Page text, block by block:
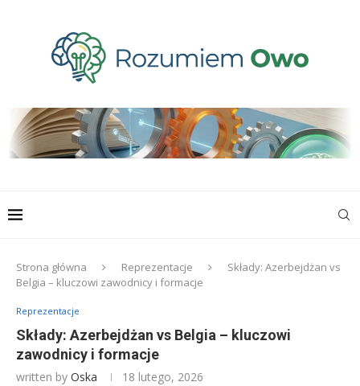
Strona główna Reprezentacje
Składy: Azerbejdżan vs
Belgia – kluczowi zawodnicy i formacje
Reprezentacje
Składy: Azerbejdżan vs Belgia – kluczowi
zawodnicy i formacje
written by Oska 18 lutego, 2026